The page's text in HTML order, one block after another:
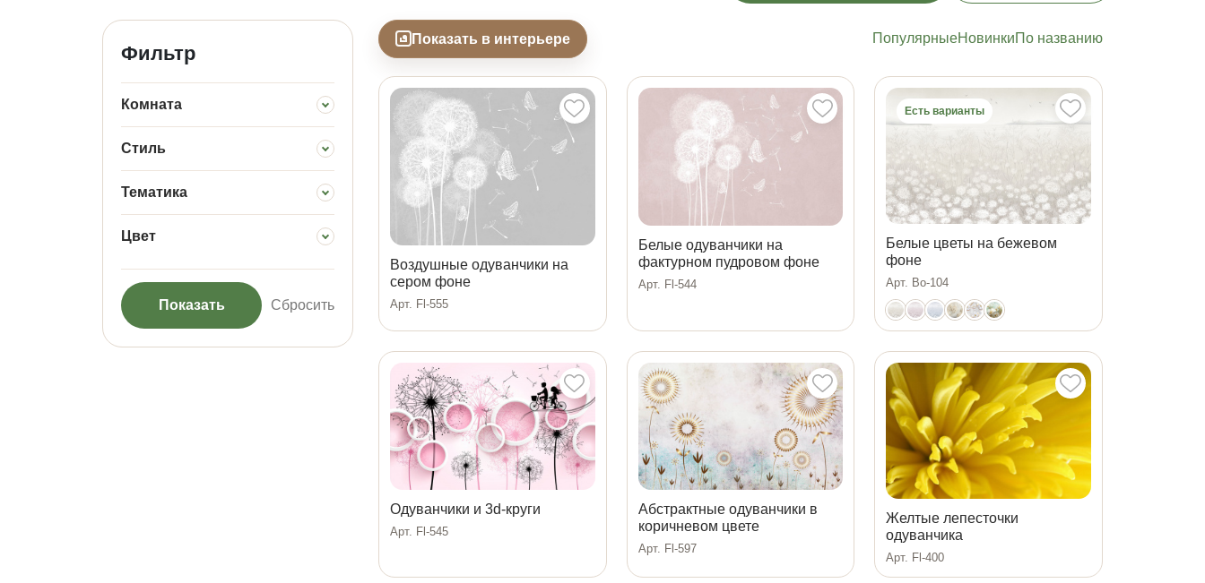
Фильтр
Комната
Стиль
Тематика
Цвет
Показать Сбросить
Показать в интерьере ПопулярныеНовинкиПо названию
Воздушные одуванчики на
сером фоне
Арт. Fl-555
Белые одуванчики на
фактурном пудровом фоне
Арт. Fl-544
Есть варианты
Белые цветы на бежевом
фоне
Арт. Bo-104
Одуванчики и 3d-круги
Арт. Fl-545
Абстрактные одуванчики в
коричневом цвете
Арт. Fl-597
Желтые лепесточки
одуванчика
Арт. Fl-400